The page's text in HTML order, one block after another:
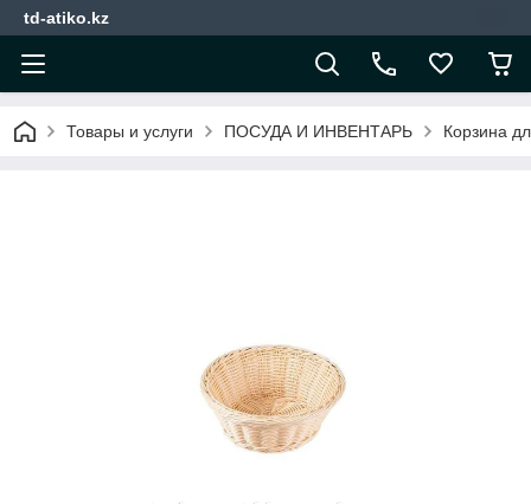
td-atiko.kz
Товары и услуги ПОСУДА И ИНВЕНТАРЬ Корзина